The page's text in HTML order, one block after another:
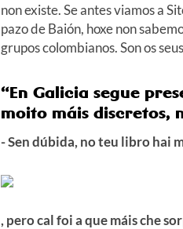
non existe. Se antes viamos a
pazo de Baión, hoxe non
grupos colombianos. Son os
“En Galicia segue
moito máis discretos,
- Sen dúbida, no teu libro hai
, pero cal foi a que máis che